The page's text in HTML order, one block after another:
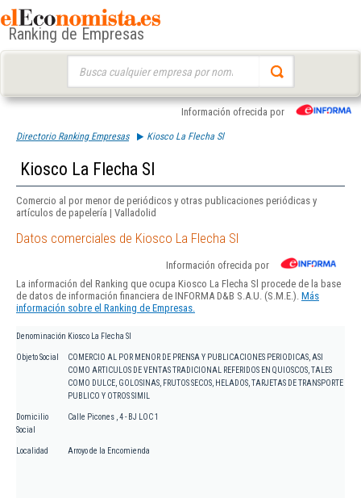
Ranking de Empresas
Información ofrecida por
Directorio Ranking Empresas Kiosco La Flecha Sl
Kiosco La Flecha Sl
Comercio al por menor de periódicos y otras publicaciones periódicas y
artículos de papelería | Valladolid
Datos comerciales de Kiosco La Flecha Sl
Información ofrecida por
La información del Ranking que ocupa Kiosco La Flecha Sl procede de la base
de datos de información financiera de INFORMA D&B S.A.U. (S.M.E.). Más
información sobre el Ranking de Empresas.
Denominación Kiosco La Flecha Sl
Objeto Social
COMERCIO AL POR MENOR DE PRENSA Y PUBLICACIONES PERIODICAS, ASI
COMO ARTICULOS DE VENTAS TRADICIONAL REFERIDOS EN QUIOSCOS, TALES
COMO DULCE, GOLOSINAS, FRUTOS SECOS, HELADOS, TARJETAS DE TRANSPORTE
PUBLICO Y OTROS SIMIL
Domicilio
Social
Calle Picones , 4 - BJ LOC 1
Localidad Arroyo de la Encomienda